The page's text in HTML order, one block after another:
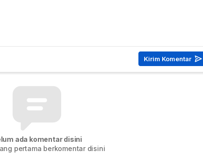
ada komentar disini
pertama berkomentar disini